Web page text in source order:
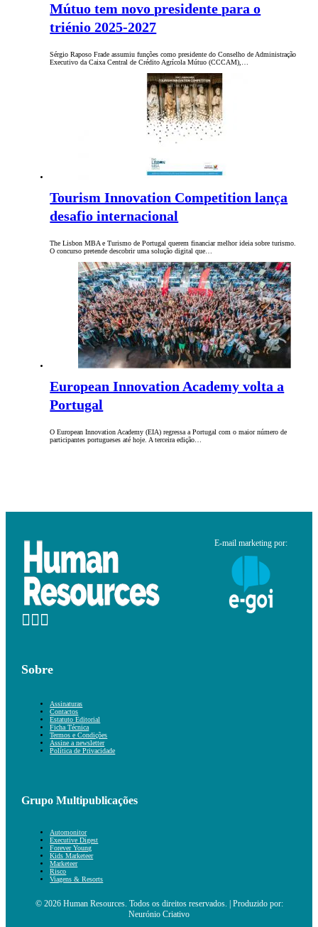
Mútuo tem novo presidente para o
triénio 2025-2027
Sérgio Raposo Frade assumiu funções como presidente do Conselho de Administração
Executivo da Caixa Central de Crédito Agrícola Mútuo (CCCAM),…
Tourism Innovation Competition lança
desafio internacional
The Lisbon MBA e Turismo de Portugal querem financiar melhor ideia sobre turismo.
O concurso pretende descobrir uma solução digital que…
European Innovation Academy volta a
Portugal
O European Innovation Academy (EIA) regressa a Portugal com o maior número de
participantes portugueses até hoje. A terceira edição…
E-mail marketing por:
Sobre
Assinaturas
Contactos
Estatuto Editorial
Ficha Técnica
Termos e Condições
Assine a newsletter
Política de Privacidade
Grupo Multipublicações
Automonitor
Executive Digest
Forever Young
Kids Marketeer
Marketeer
Risco
Viagens & Resorts
© 2026 Human Resources. Todos os direitos reservados. | Produzido por:
Neurónio Criativo